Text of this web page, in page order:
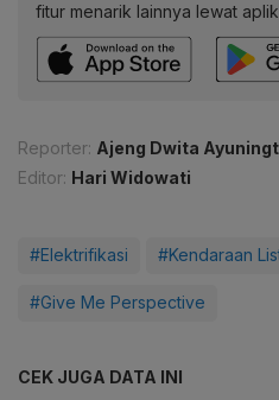
fitur menarik lainnya lewat
Reporter: Ajeng Dwita
Editor: Hari Widowati
#Elektrifikasi #Kendaraan
#Give Me Perspective
CEK JUGA DATA INI